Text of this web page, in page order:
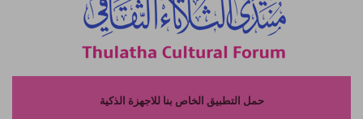
حمل التطبيق الخاص بنا للاجهزة الذكية